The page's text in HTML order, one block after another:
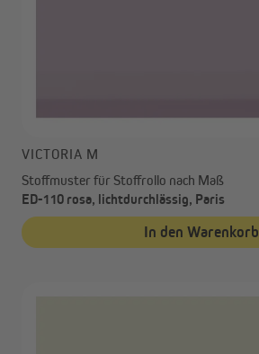
VICTORIA M
Stoffmuster für Stoffrollo nach Maß
ED-110 rosa, lichtdurchlässig, Paris
In den Warenkorb